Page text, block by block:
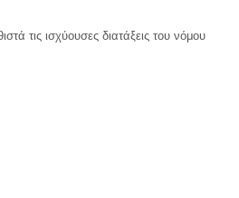
τις ισχύουσες διατάξεις του νόμου